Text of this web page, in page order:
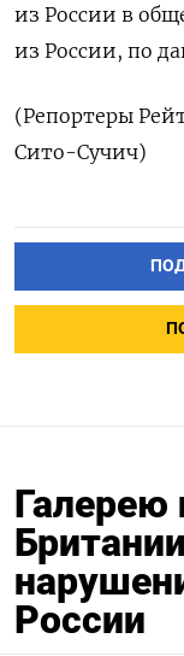
из России в
из России, по
(Репортеры
Сито-Сучич)
Галерею
России